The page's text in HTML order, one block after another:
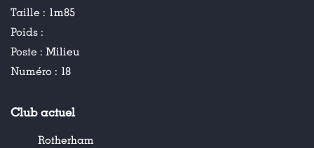
Taille : 1m85
Poids :
Poste : Milieu
Numéro : 18
Club actuel
Rotherham